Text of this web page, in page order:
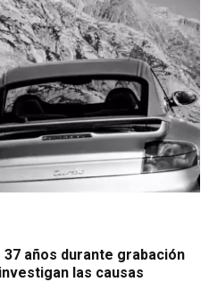
años durante grabación
las causas